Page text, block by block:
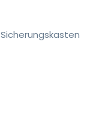
Sicherungskasten